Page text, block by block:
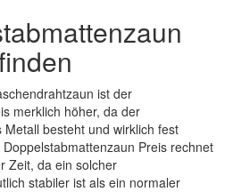
ist der
merklich höher, da der
besteht und wirklich fest
Preis rechnet
Zeit, da ein solcher
stabiler ist als ein normaler